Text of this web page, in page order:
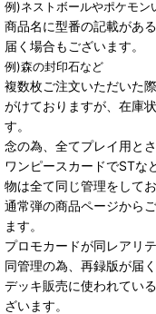
例)ネストボールやポケモン
商品名に型番の記載があ
届く場合もございます。
例)森の封印石など
複数枚ご注文いただいた
がけておりますが、在庫
す。
念の為、全てプレイ用と
ワンピースカードでSTな
物は全て同じ管理をしてお
通常弾の商品ページから
ます。
プロモカードが同レアリ
同管理の為、再録版が届
デッキ販売に使われてい
ざいます。